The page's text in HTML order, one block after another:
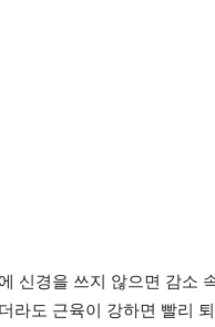
신경을 쓰지 않으면 감소
라도 근육이 강하면 빨리